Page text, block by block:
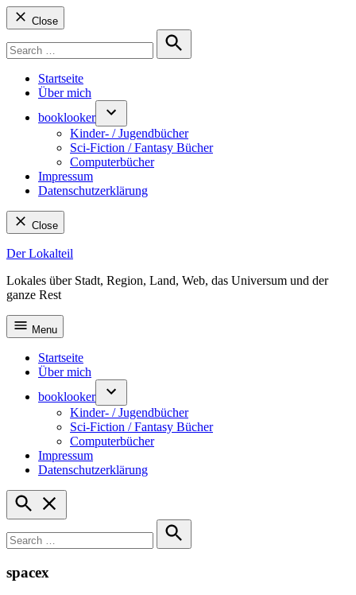
Close
for:
Search
Startseite
Über mich
booklooker
Kinder- / Jugendbücher
Sci-Fiction / Fantasy Bücher
Computerbücher
Impressum
Datenschutzerklärung
Close
Skip
content
Der Lokalteil
Lokales über Stadt, Region, Land, Web, das Universum und der
ganze Rest
Menu
Startseite
Über mich
booklooker
Kinder- / Jugendbücher
Sci-Fiction / Fantasy Bücher
Computerbücher
Impressum
Datenschutzerklärung
Open
Search
for:
Search
spacex